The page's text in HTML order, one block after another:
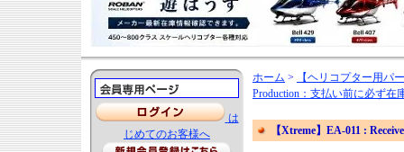
は
じめてのお客様へ
ホーム >
【ヘリコプター用パ
Production：支払い前に必ず
【Xtreme】EA-011 :